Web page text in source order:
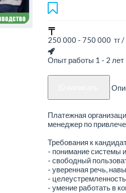
250 000 - 750 000 тг /
Опыт работы 1 - 2 лет
Платежная
менеджер по
Требования к
- понимание системы
- свободный
- уверенная речь,
-
- умение работать в